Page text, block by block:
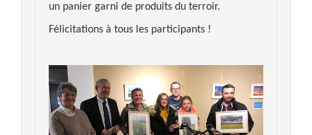
un panier garni de produits du terroir.
Félicitations à tous les participants !